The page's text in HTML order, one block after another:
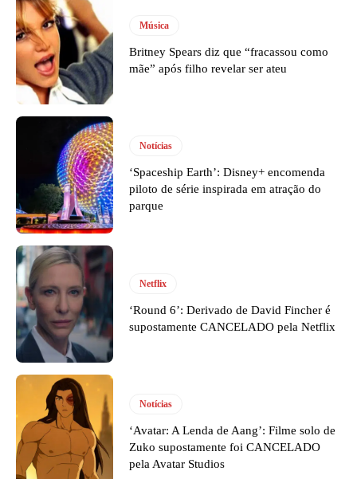
Música
Britney Spears diz que “fracassou como
mãe” após filho revelar ser ateu
Notícias
‘Spaceship Earth’: Disney+ encomenda
piloto de série inspirada em atração do
parque
Netflix
‘Round 6’: Derivado de David Fincher é
supostamente CANCELADO pela Netflix
Notícias
‘Avatar: A Lenda de Aang’: Filme solo de
Zuko supostamente foi CANCELADO
pela Avatar Studios